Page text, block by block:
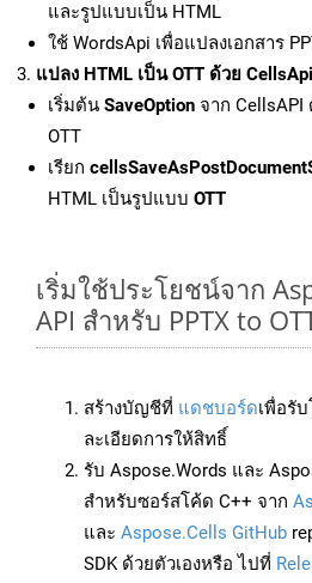
และรูปแบบเป็น HTML
ใช้ WordsApi เพื่อแปลงเอกสาร
แปลง HTML เป็น OTT ด้วย CellsApi
เริ่มต้น SaveOption จาก CellsAPI
OTT
เรียก
HTML เป็นรูปแบบ OTT
เริ่มใช้ประโยชน์จาก
API สำหรับ PPTX to
สร้างบัญชีที่ แดชบอร์ดเพื่อรั
ละเอียดการให้สิทธิ์
รับ Aspose.Words และ
สำหรับซอร์สโค้ด C++ จาก
และ Aspose.Cells GitHub
SDK ด้วยตัวเองหรือ ไปที่